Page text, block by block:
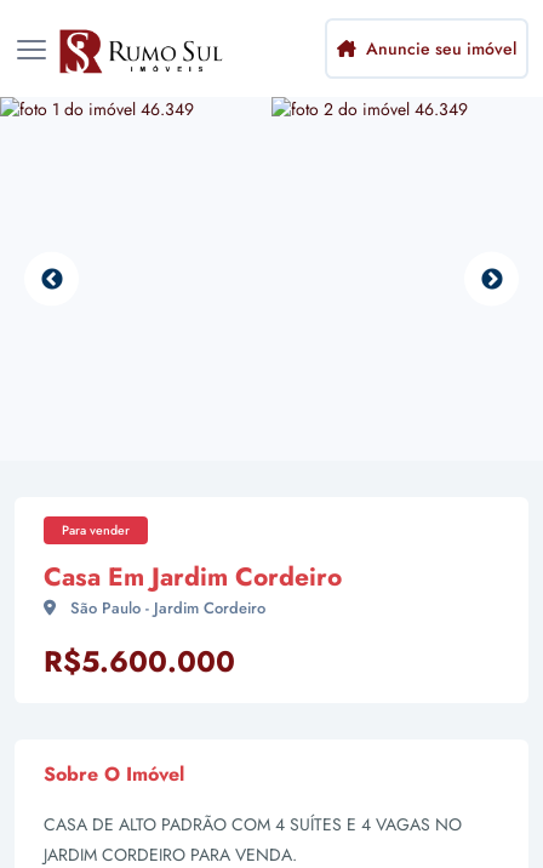
Anuncie seu imóvel
Para vender
Casa Em Jardim Cordeiro
São Paulo - Jardim Cordeiro
R$5.600.000
Sobre O Imóvel
CASA DE ALTO PADRÃO COM 4 SUÍTES E 4 VAGAS NO
JARDIM CORDEIRO PARA VENDA.